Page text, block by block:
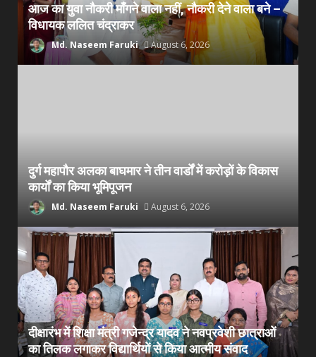
आज का युवा नौकरी माँगने वाला नहीं, नौकरी देने वाला बने –
विधायक ललित चंद्राकर
Md. Naseem Faruki August 6, 2026
दुर्ग महापौर अलका बाघमार ने तीन वार्डों में करोड़ों के विकास
कार्यों का किया भूमिपूजन
Md. Naseem Faruki August 6, 2026
दीक्षारंभ में शिक्षा मंत्री गजेन्द्र यादव ने नवप्रवेशी छात्राओं
का तिलक लगाकर विद्यार्थियों से किया आत्मीय संवाद